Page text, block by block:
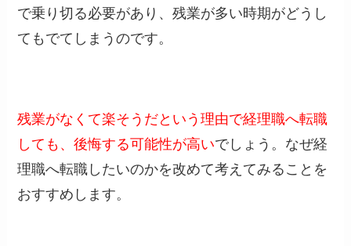
で乗り切る必要があり、残業が多い時期がどうし
てもでてしまうのです。
残業がなくて楽そうだという理由で経理職へ転職
しても、後悔する可能性が高いでしょう。なぜ経
理職へ転職したいのかを改めて考えてみることを
おすすめします。